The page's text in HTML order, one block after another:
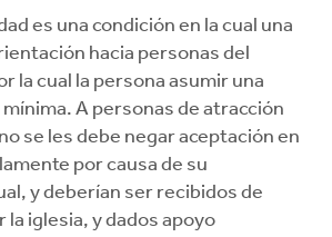
es una condición en la cual una
hacia personas del
la cual la persona asumir una
A personas de atracción
se les debe negar aceptación en
por causa de su
y deberían ser recibidos de
la iglesia, y dados apoyo